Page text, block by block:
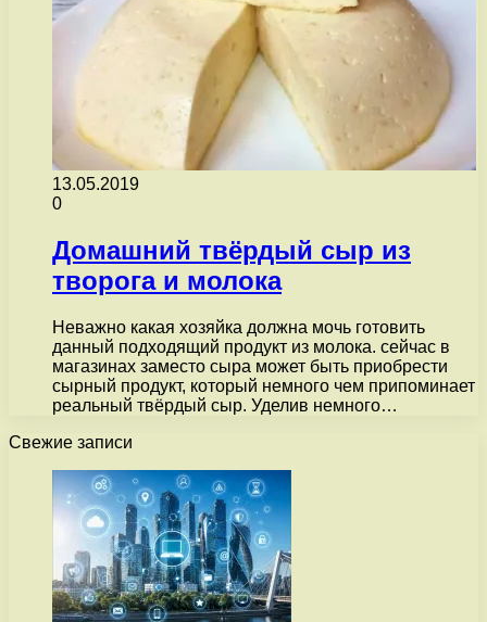
13.05.2019
0
Домашний твёрдый сыр из
творога и молока
Неважно какая хозяйка должна мочь готовить
данный подходящий продукт из молока. сейчас в
магазинах заместо сыра может быть приобрести
сырный продукт, который немного чем припоминает
реальный твёрдый сыр. Уделив немного…
Свежие записи